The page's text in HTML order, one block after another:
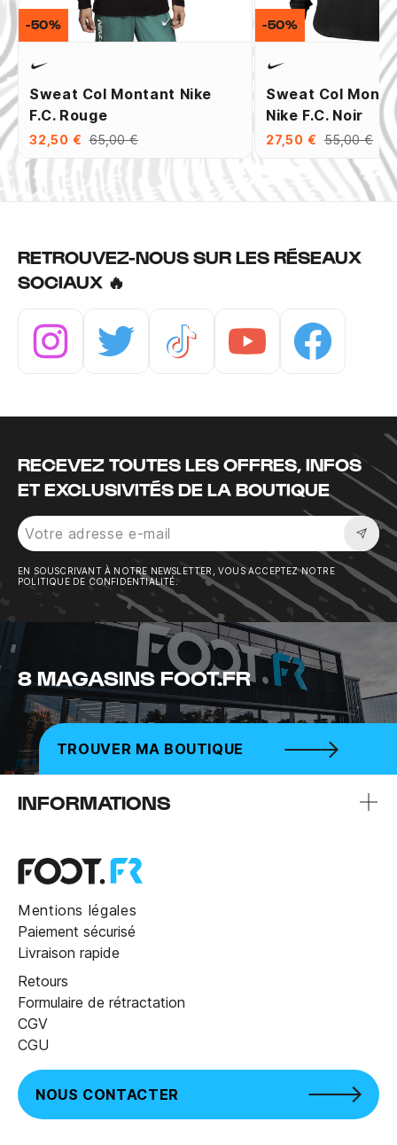
Sweat Col Montant Nike
F.C. Rouge
32,50 € 65,00 €
-50%
Sweat Col
Nike F.C. Noir
27,50 € 55,00 €
-50%
RETROUVEZ-NOUS SUR LES RÉSEAUX
SOCIAUX 🔥
RECEVEZ TOUTES LES OFFRES, INFOS
ET EXCLUSIVITÉS DE LA BOUTIQUE
EN SOUSCRIVANT À NOTRE NEWSLETTER, VOUS ACCEPTEZ NOTRE
POLITIQUE DE CONFIDENTIALITÉ.
8 MAGASINS FOOT.FR
TROUVER MA BOUTIQUE
INFORMATIONS
Mentions légales
Paiement sécurisé
Livraison rapide
Retours
Formulaire de rétractation
CGV
CGU
NOUS CONTACTER